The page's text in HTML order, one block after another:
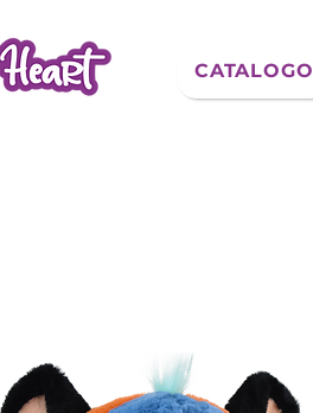
CATALOGO